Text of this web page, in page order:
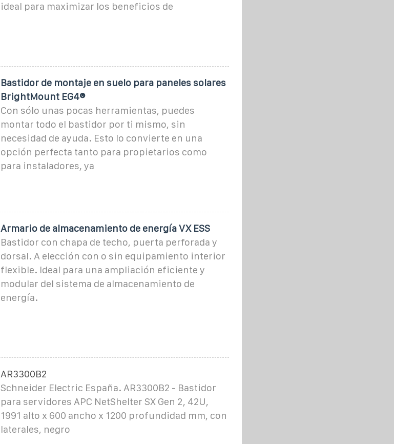
ideal para maximizar los beneficios de
Bastidor de montaje en suelo para paneles solares
BrightMount EG4®
Con sólo unas pocas herramientas, puedes
montar todo el bastidor por ti mismo, sin
necesidad de ayuda. Esto lo convierte en una
opción perfecta tanto para propietarios como
para instaladores, ya
Armario de almacenamiento de energía VX ESS
Bastidor con chapa de techo, puerta perforada y
dorsal. A elección con o sin equipamiento interior
flexible. Ideal para una ampliación eficiente y
modular del sistema de almacenamiento de
energía.
AR3300B2
Schneider Electric España. AR3300B2 - Bastidor
para servidores APC NetShelter SX Gen 2, 42U,
1991 alto x 600 ancho x 1200 profundidad mm, con
laterales, negro